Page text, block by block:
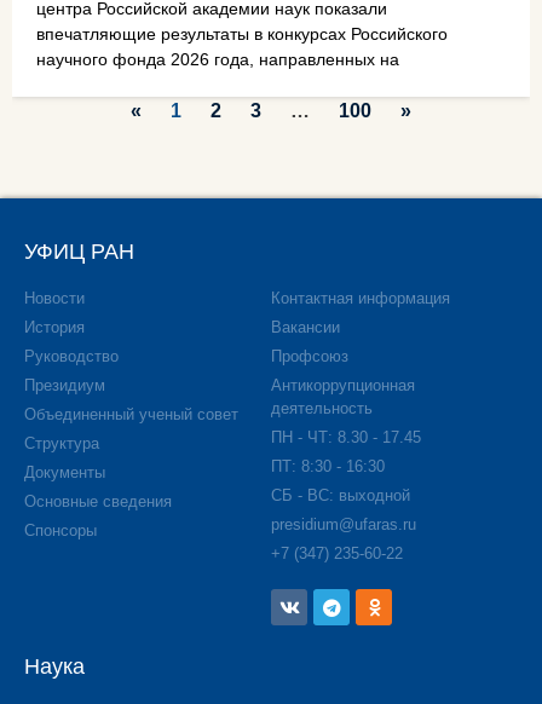
центра Российской академии наук показали
впечатляющие результаты в конкурсах Российского
научного фонда 2026 года, направленных на
« 1 2 3 … 100 »
УФИЦ РАН
Новости
История
Руководство
Президиум
Объединенный ученый совет
Структура
Документы
Основные сведения
Спонсоры
Контактная информация
Вакансии
Профсоюз
Антикоррупционная
деятельность
ПН - ЧТ: 8.30 - 17.45
ПТ: 8:30 - 16:30
СБ - ВС: выходной
presidium@ufaras.ru
+7 (347) 235-60-22
Наука